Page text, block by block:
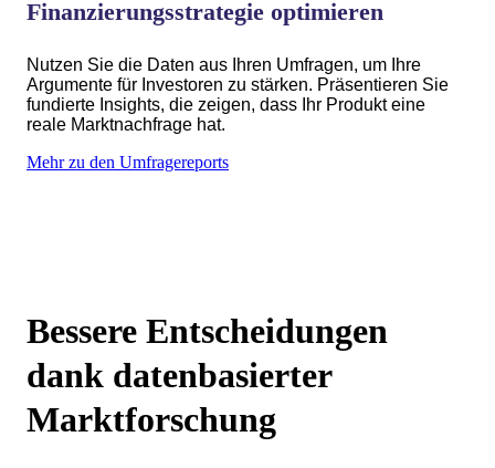
Finanzierungsstrategie optimieren
Nutzen Sie die Daten aus Ihren Umfragen, um Ihre
Argumente für Investoren zu stärken. Präsentieren Sie
fundierte Insights, die zeigen, dass Ihr Produkt eine
reale Marktnachfrage hat.
Mehr zu den Umfragereports
Bessere Entscheidungen
dank datenbasierter
Marktforschung